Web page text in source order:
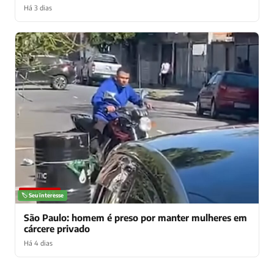
Há 3 dias
NOTÍCIAS
🏷️ Seu interesse
São Paulo: homem é preso por manter mulheres em
cárcere privado
Há 4 dias